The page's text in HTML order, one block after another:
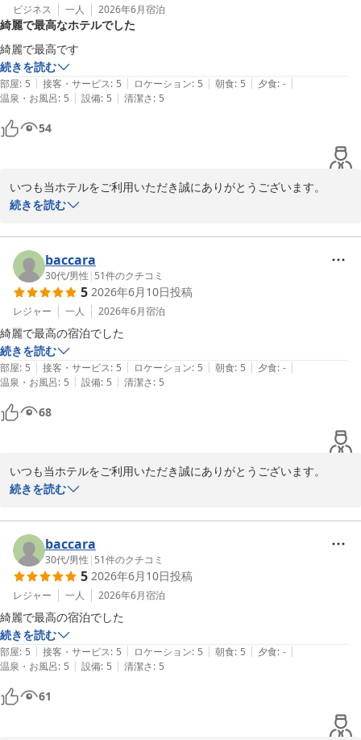
お忙しい中口コミへの投稿ありがとうございました。
またのご利用をお待ちしております。
フロント  井村
くれたけインセントラル浜松
2026-06-30
ビジネス 一人 2026年6月宿泊
綺麗で最高なホテルでした
綺麗で最高です
続きを読む
部屋: 5 | 接客・サービス: 5 | ロケーション: 5 | 朝食: 5 | 夕食: - |
温泉・お風呂: 5 | 設備: 5 | 清潔さ: 5
54
いつも当ホテルをご利用いただき誠にありがとうございます。
またお越しいただけましたこと、とても嬉しく思います。
コミックを定期的に変更しておりますので、今後ともご利用いただ
けますと幸いでございます。
感想をお寄せいただきありがとうございました。
フロント　野原
くれたけインセントラル浜松
2026-06-16
続きを読む
baccara
30代/男性 | 51件のクチコミ
5 2026年6月10日投稿
レジャー 一人 2026年6月宿泊
綺麗で最高の宿泊でした
続きを読む
部屋: 5 | 接客・サービス: 5 | ロケーション: 5 | 朝食: 5 | 夕食: - |
温泉・お風呂: 5 | 設備: 5 | 清潔さ: 5
68
いつも当ホテルをご利用いただき誠にありがとうございます。
「最高の宿泊」とこの上ないお言葉をいただき光栄に存じます。こ
精進してまいります。
またこちらに来ることがございましたらぜひご利用くださいませ。
お客様のお越しを心よりお待ち申し上げます。
口コミをご投稿いただきありがとうございました。
フロント　萩田
くれたけインセントラル浜松
2026-06-11
続きを読む
baccara
30代/男性 | 51件のクチコミ
5 2026年6月10日投稿
レジャー 一人 2026年6月宿泊
綺麗で最高の宿泊でした
続きを読む
部屋: 5 | 接客・サービス: 5 | ロケーション: 5 | 朝食: 5 | 夕食: - |
温泉・お風呂: 5 | 設備: 5 | 清潔さ: 5
61